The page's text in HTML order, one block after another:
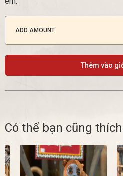
ADD AMOUNT
Thêm vào
Có thể bạn cũng thích